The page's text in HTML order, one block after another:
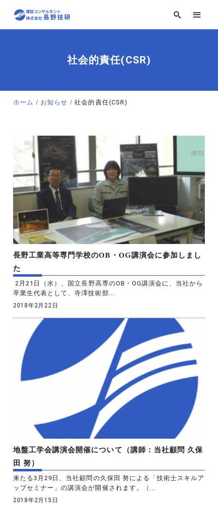
社会的責任(CSR)
ホーム お知らせ 社会的責任(CSR)
長野工業高等専門学校のOB・OG講演会に参加しまし
た
2月21日（水）、国立長野高専のOB・OG講演会に、当社から
卒業生代表として、寺澤技術部...
2018年2月22日
地盤工学会講演会開催について（講師：当社顧問 久保
田 努）
来たる3月29日、当社顧問の久保田 努による「技術士スキルア
ップセミナー」の講演会が開催されます。（...
2018年2月15日